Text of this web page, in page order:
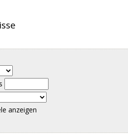
anzeigen